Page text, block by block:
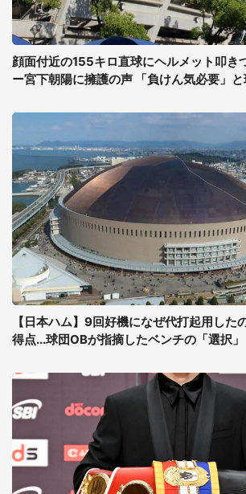
顔面付近の155キロ直球にヘルメット叩き
ー宮下朝陽に擁護の声 「負けん気必要」
【日本ハム】9回好機になぜ代打起用した
得点...球団OBが指摘したベンチの「選択」